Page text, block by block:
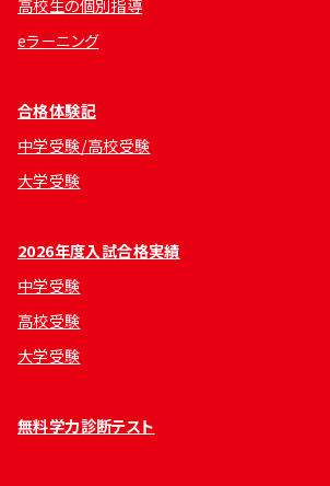
高校生の個別指導
eラーニング
合格体験記
中学受験/高校受験
大学受験
2026年度入試合格実績
中学受験
高校受験
大学受験
無料学力診断テスト